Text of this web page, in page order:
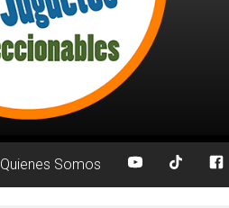
Quienes Somos